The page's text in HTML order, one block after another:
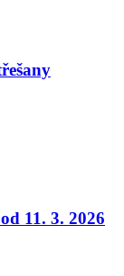
11. 3. 2026